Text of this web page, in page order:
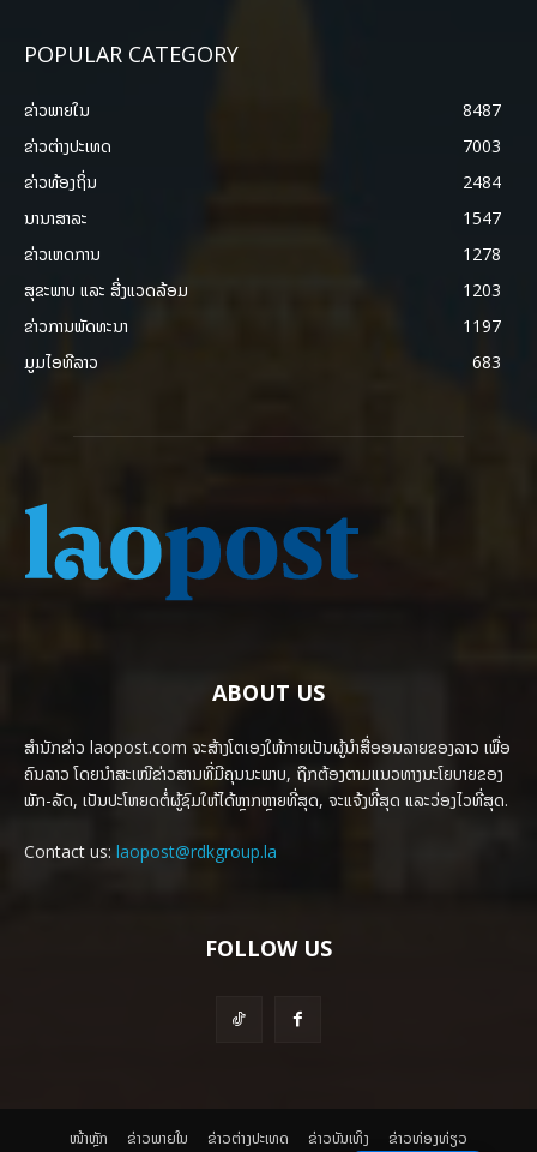
POPULAR CATEGORY
ຂ່າວພາຍ​ໃນ
8487
ຂ່າວຕ່າງປະເທດ
7003
ຂ່າວທ້ອງຖິ່ນ
2484
ນານາສາລະ
1547
ຂ່າວເຫດການ
1278
ສຸຂະພາບ ແລະ ສີ່ງແວດລ້ອມ
1203
ຂ່າວການພັດທະນາ
1197
ມູມໄອທີລາວ
683
ABOUT US
ສຳນັກຂ່າວ laopost.com ຈະສ້າງໂຕເອງໃຫ້ກາຍເປັນຜູ້ນຳສື່ອອນລາຍຂອງລາວ ເພື່ອ
ຄົນລາວ ໂດຍນຳສະເໜີຂ່າວສານທີ່ມີຄຸນນະພາບ, ຖືກຕ້ອງຕາມແນວທາງນະໂຍບາຍຂອງ
ພັກ-ລັດ, ເປັນປະໂຫຍດຕໍ່ຜູ້ຊົມໃຫ້ໄດ້ຫຼາກຫຼາຍທີ່ສຸດ, ຈະແຈ້ງທີ່ສຸດ ແລະວ່ອງໄວທີ່ສຸດ.
Contact us: laopost@rdkgroup.la
FOLLOW US
ໜ້າຫຼັກ ຂ່າວພາຍ​ໃນ ຂ່າວຕ່າງປະເທດ ​ຂ່າວບັນເທິງ ​ຂ່າວທ່ອງທ່ຽວ